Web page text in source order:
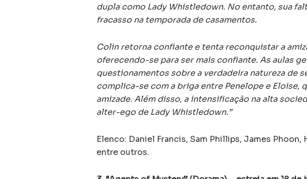
dupla como Lady Whistledown. No entanto, sua
fracasso na temporada de casamentos.
Colin retorna confiante e tenta reconquistar a
oferecendo-se para ser mais confiante. As aulas
questionamentos sobre a verdadeira natureza de
complica-se com a briga entre Penelope e Eloise,
amizade. Além disso, a intensificação na alta
alter-ego de Lady Whistledown.”
Elenco: Daniel Francis, Sam Phillips, James Phoon,
entre outros.